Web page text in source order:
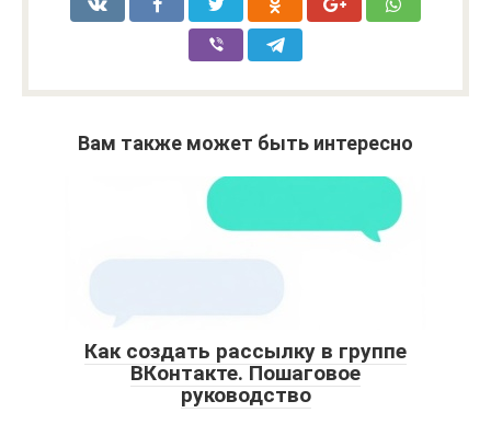
Вам также может быть интересно
Как создать рассылку в группе
ВКонтакте. Пошаговое
руководство